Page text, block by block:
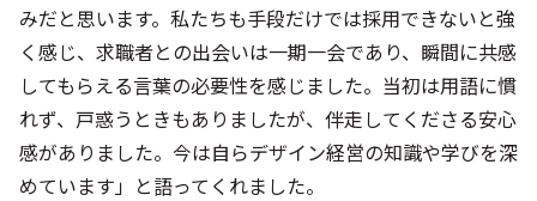
みだと思います。私たちも手段だけでは採用できないと強
く感じ、求職者との出会いは一期一会であり、瞬間に共感
してもらえる言葉の必要性を感じました。当初は用語に慣
れず、戸惑うときもありましたが、伴走してくださる安心
感がありました。今は自らデザイン経営の知識や学びを深
めています」と語ってくれました。